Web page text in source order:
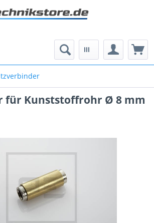
für Kunststoffrohr Ø 8 mm